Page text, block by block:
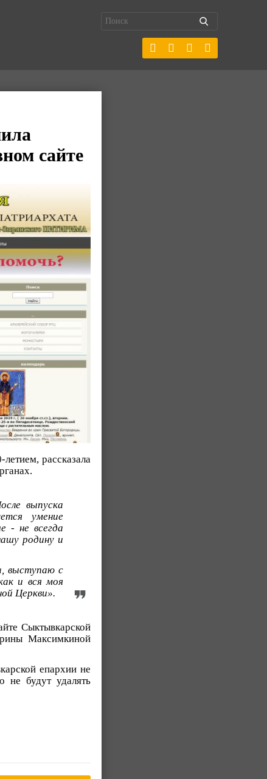
сайте
рассказала
выпуска
умение
- не всегда
родину и
выступаю с
и вся моя
Церкви».
Сыктывкарской
Максимкиной
епархии не
не будут удалять